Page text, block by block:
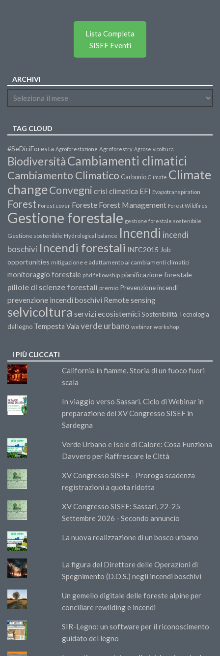
Lista Completa
SISEF Eventi
ARCHIVI
TAG CLOUD
#SeDiciForesta Agroforestazione Agroforestry Agroselvicoltura
BiodiversitàCambiamenti climatici
Cambiamento Climatico Carbonio Climate Climate
changeConvegni crisi climatica EFI Evapotranspiration
Forest Forest cover Foreste Forest Management Forest Wildfires
Gestione forestale gestione forestale sostenibile
Gestione sostenibile Hydrological balance Incendi incendi
boschivi Incendi forestali INFC2015 Job
opportunities mitigazione e adattamento ai cambiamenti climatici
monitoraggio forestale phd fellowship pianificazione forestale
pillole di scienze forestali premio Prevenzione incendi
prevenzione incendi boschivi Remote sensing
selvicoltura servizi ecosistemici Sostenibilità Tecnologia
del legno Tempesta Vaia verde urbano webinar workshop
I PIÙ CLICCATI
California in fiamme. Storia di un fuoco fuori
scala
In viaggio verso Sassari. Ciclo di Webinar in
preparazione del XV Congresso SISEF in
Sardegna
Verde Urbano e Isole di Calore: Cosa Funziona
Davvero per Raffrescare le Città
XV Congresso SISEF - Proroga scadenza
registrazioni a quota ridotta
XV Congresso SISEF: Sassari, 22-25
Settembre 2026 - Secondo annuncio
La nuova realizzazione di un bosco urbano
La figura del Direttore delle Operazioni di
Spegnimento (D.O.S.) negli incendi boschivi
Un gemello digitale delle foreste alpine per
conciliare rewilding e incendi
SIR-Legno: un software per il riconoscimento
guidato del legno